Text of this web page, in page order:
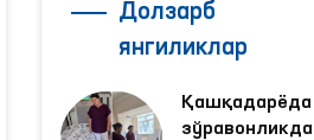
Долзарб
янгиликлар
Қашқадарёда